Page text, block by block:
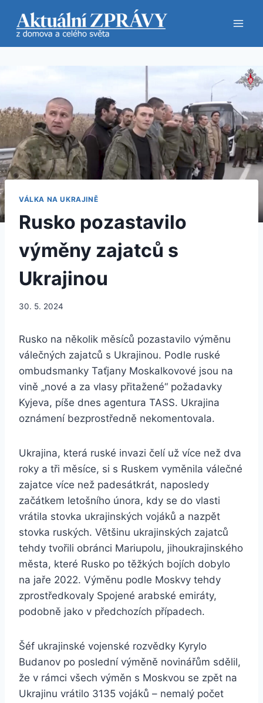
obsah
VÁLKA NA UKRAJINĚ
Rusko pozastavilo
výměny zajatců s
Ukrajinou
30. 5. 2024
Rusko na několik měsíců pozastavilo výměnu
válečných zajatců s Ukrajinou. Podle ruské
ombudsmanky Taťjany Moskalkovové jsou na
vině „nové a za vlasy přitažené“ požadavky
Kyjeva, píše dnes agentura TASS. Ukrajina
oznámení bezprostředně nekomentovala.
Ukrajina, která ruské invazi čelí už více než dva
roky a tři měsíce, si s Ruskem vyměnila válečné
zajatce více než padesátkrát, naposledy
začátkem letošního února, kdy se do vlasti
vrátila stovka ukrajinských vojáků a nazpět
stovka ruských. Většinu ukrajinských zajatců
tehdy tvořili obránci Mariupolu, jihoukrajinského
města, které Rusko po těžkých bojích dobylo
na jaře 2022. Výměnu podle Moskvy tehdy
zprostředkovaly Spojené arabské emiráty,
podobně jako v předchozích případech.
Šéf ukrajinské vojenské rozvědky Kyrylo
Budanov po poslední výměně novinářům sdělil,
že v rámci všech výměn s Moskvou se zpět na
Ukrajinu vrátilo 3135 vojáků – nemalý počet